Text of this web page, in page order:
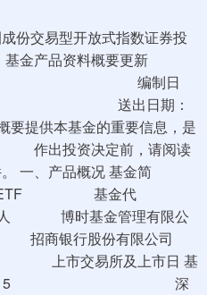
份交易型开放式指数证券投
料概要更新
日
日 送出日期：
本基金的重要信息，是
出投资决定前，请阅读
一、产品概况 基金简
ETF 基金代
博时基金管理有限公
行股份有限公司
上市日 基
08-15 深